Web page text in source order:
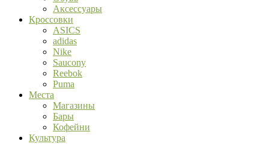
Аксессуары
Кроссовки
ASICS
adidas
Nike
Saucony
Reebok
Puma
Места
Магазины
Бары
Кофейни
Культура